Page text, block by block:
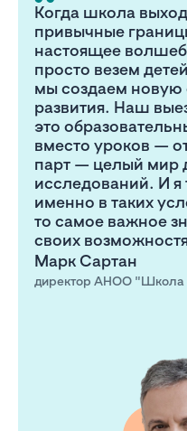
Когда школа
привычные
настоящее
просто везем
мы создаем новую
развития. Наш
это
вместо уроков —
парт — целый мир
исследований. И я
именно в таких
то самое важное
своих
Марк Сартан
директор АНОО "Школа